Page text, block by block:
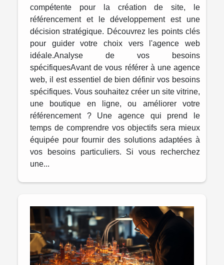
compétente pour la création de site, le
référencement et le développement est une
décision stratégique. Découvrez les points clés
pour guider votre choix vers l'agence web
idéale.Analyse de vos besoins
spécifiquesAvant de vous référer à une agence
web, il est essentiel de bien définir vos besoins
spécifiques. Vous souhaitez créer un site vitrine,
une boutique en ligne, ou améliorer votre
référencement ? Une agence qui prend le
temps de comprendre vos objectifs sera mieux
équipée pour fournir des solutions adaptées à
vos besoins particuliers. Si vous recherchez
une...